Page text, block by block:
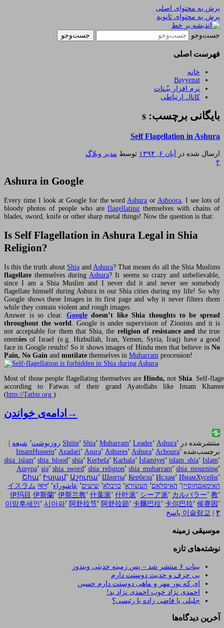
پرش به محتوای اصلی
پرش به محتوای ثانویه
اندیشه بر خط
یادداشتهای یک معلم در باب زندگی، اخلاق، اخبار،
علم و سیاست
جست‌وجو
فهرست اصلی
خانه
Bayyenat
نرم افزار بیّـنات
کانال ارتباطی
بایگانی برچسب: s
Self Flagellation in Ashura
ارسال شده در آبان ۶, ۱۳۹۴ توسط مدیر وبلاگ
۲
Ashura in Google
Every time I look at Google for the word Ashura or Ashoora , I see lots of
bloody photos of people who areflagellating themselves with chains of
blades, sword, knife or other sharp metal things! Now the question is that:
Is Self Flagellation in Ashura Legal in Shia
Religion?
Is this the truth about Shiaand Ashura? That means do all the Shia Muslims
flagellate themselves during Ashura? It seems so crazy and unbelievable,
since I am a Shia Muslim and I never did it and never see somebody
flagellate himself during Ashura in our Shia cities during my life! So why
Google shows these Images in its first page and why it never filters them
while they contain violent and rough images.
Answer is so clear. Googledoesn’t like Shia thoughts to be spread
throughout the world . Google is under supervision of Zionists and it is
not acceptable for them that Shia, the religion of resistanceand the true
enemies of Israel (e.g. Hizbullah, Iran, Yemen, Syria, Iraq) have a good
face in Google results! So it shows images of Hindu men that believe in No
Pain, No Gain and mutilate themselves in Muharram procession!
Most of those people flagellating themselves are Hindu, not Shia. Self-
according to Fatwas of their grand Ayatollahs like Imam
(http://Tatbir.org )
ادامه‌ی خواندن →
منتشرشده در Ashura٬ Leader٬ Muharram٬ Shia٬ Shiite٬ روزنوشت٬ شیعه |
برچسب‌شده Achoura٬ Ashura٬ Ashures٬ Aşura٬ Azadari٬ ImamHussein٬
Islam٬ islam_shia٬ İslamiyet٬ Karbala٬ Kerbela٬ shia٬ shia_blood٬ shia_islam٬
shia_mourning٬ shia_muharram٬ shia_religion٬ shia_sword٬ şiə٬ Ашурa٬
ИмамХусейн٬ Ислам٬ Кербела٬ Шииты٬ Աշուրա٬ Իսլամ٬ Շիա٬
האימאםחוסיין٬ האיסלאם٬ העשורא٬ כרבלא٬ שיעים٬ عاشوراء٬ আশ٬
イスラム
教٬ カルバラー٬ シーア派٬ 什叶派٬ 什葉派٬ 伊斯兰教٬ 伊斯蘭٬
伊玛目
侯赛因 ٬ 卡尔巴拉٬ 卡爾巴拉٬ 阿舒拉節٬ 阿舒拉节٬ 시아파٬ 이맘후세인 ٬
이슬람교 | ۲ پاسخ
موسیقی زمینه
نوشته‌های تازه
بینات ۶ منتشر شد – پس زمینه حدیثی ویندوز
بی حرف و حدیث دوستت دارم
ای که نور مهر و ماهی دوستت دارم حسین
احمدی نژاد خوب احمدی نژاد بد!
جلیلی یا قاضی زاده یا رئیسی؟
آخرین دیدگاه‌ها